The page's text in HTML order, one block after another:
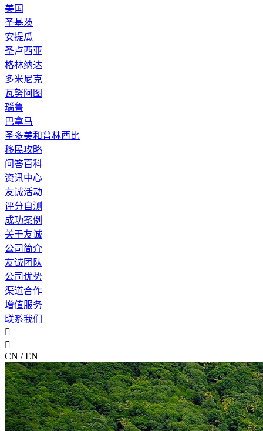
美国
圣基茨
安提瓜
圣卢西亚
格林纳达
多米尼克
瓦努阿图
瑙鲁
巴拿马
圣多美和普林西比
移民攻略
问答百科
资讯中心
友诚活动
评分自测
成功案例
关于友诚
公司简介
友诚团队
公司优势
渠道合作
增值服务
联系我们


CN / EN